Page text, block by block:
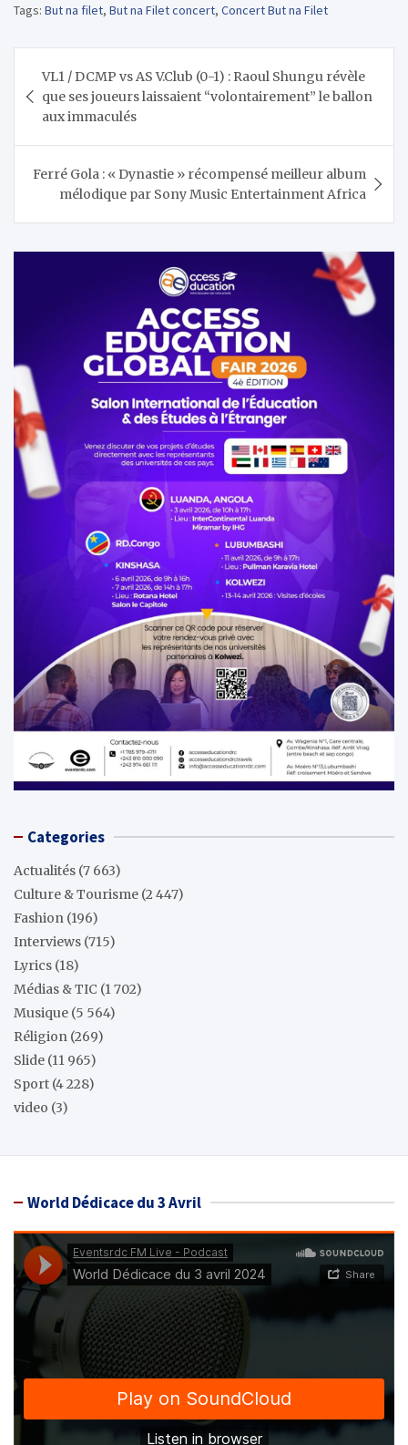
Tags: But na filet, But na Filet concert, Concert But na Filet
de
l’article
VL1 / DCMP vs AS V.Club (0-1) : Raoul Shungu révèle
que ses joueurs laissaient “volontairement” le ballon
aux immaculés
Ferré Gola : « Dynastie » récompensé meilleur album
mélodique par Sony Music Entertainment Africa
Categories
Actualités (7 663)
Culture & Tourisme (2 447)
Fashion (196)
Interviews (715)
Lyrics (18)
Médias & TIC (1 702)
Musique (5 564)
Réligion (269)
Slide (11 965)
Sport (4 228)
video (3)
World Dédicace du 3 Avril